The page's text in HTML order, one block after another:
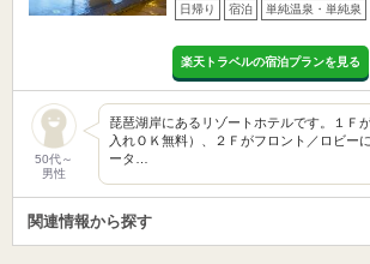
日帰り 宿泊 単純温泉・単純泉
楽天トラベルの宿泊プランを見る
50代～
男性
琵琶湖岸にあるリゾートホテルです。１Ｆ
入れＯＫ無料）、２Ｆがフロント／ロビー
ータ…
関連情報から探す